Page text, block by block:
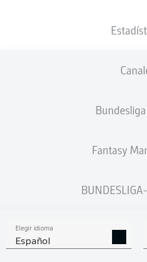
Fantasy
Elegir idioma
Español